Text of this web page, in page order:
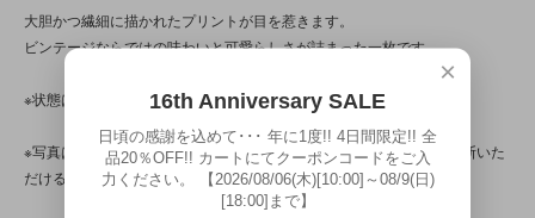
大胆かつ繊細に描かれたプリントが目を惹きます。
ビンテージならではの味わいと可愛らしさが詰まった一枚です。
※状態は、9枚の写真と併せてご確認ください。
※写真は、光の当たり方によって見え方が変わる為、トータル的に判断いた
だけると幸いです。
×
16th Anniversary SALE
日頃の感謝を込めて･･･ 年に1度!! 4日間限定!! 全
品20％OFF!! カートにてクーポンコードをご入
力ください。 【2026/08/06(木)[10:00]～08/9(日)
[18:00]まで】